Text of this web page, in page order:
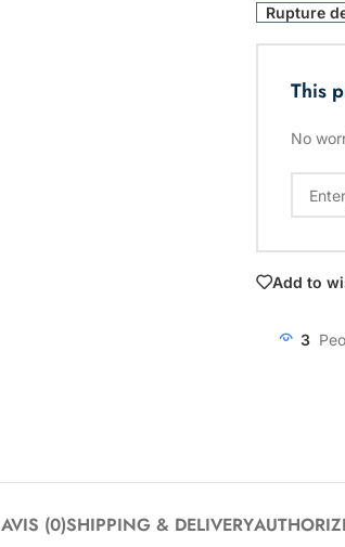
Rupture
This
No
Add to
3
AVIS (0)SHIPPING & DELIVERY